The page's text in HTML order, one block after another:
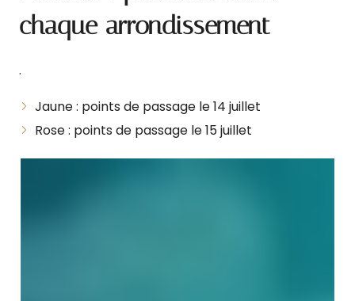
chaque arrondissement
.
Jaune : points de passage le 14 juillet
Rose : points de passage le 15 juillet